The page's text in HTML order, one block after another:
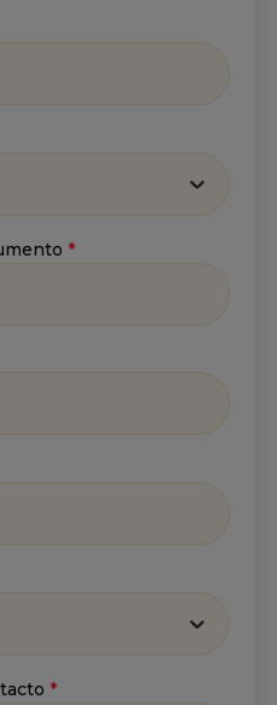
a nuestro
reciente en tu correo
*
*